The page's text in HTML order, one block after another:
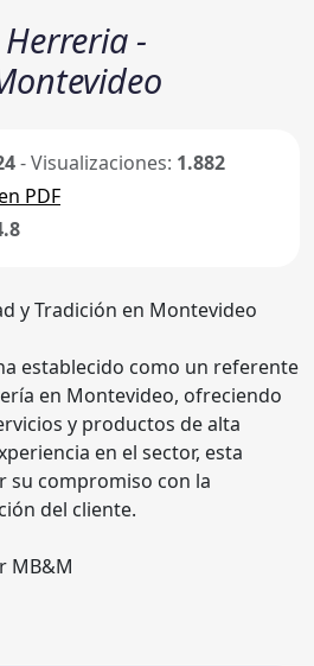
-
- Visualizaciones: 1.882
PDF
y Tradición en Montevideo
establecido como un referente
en Montevideo, ofreciendo
y productos de alta
en el sector, esta
su compromiso con la
del cliente.
MB&M